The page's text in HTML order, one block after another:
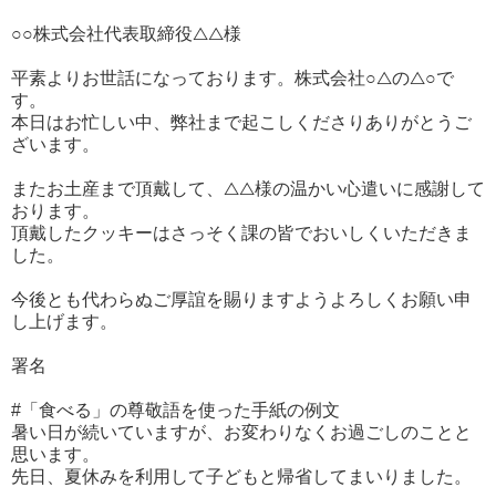
○○株式会社代表取締役△△様
平素よりお世話になっております。株式会社○△の△○で
す。
本日はお忙しい中、弊社まで起こしくださりありがとうご
ざいます。
またお土産まで頂戴して、△△様の温かい心遣いに感謝して
おります。
頂戴したクッキーはさっそく課の皆でおいしくいただきま
した。
今後とも代わらぬご厚誼を賜りますようよろしくお願い申
し上げます。
署名
#「食べる」の尊敬語を使った手紙の例文
暑い日が続いていますが、お変わりなくお過ごしのことと
思います。
先日、夏休みを利用して子どもと帰省してまいりました。